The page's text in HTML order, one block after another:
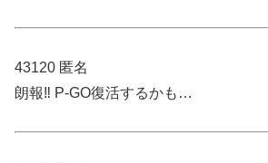
43120 匿名
朗報‼ P-GO復活するかも…